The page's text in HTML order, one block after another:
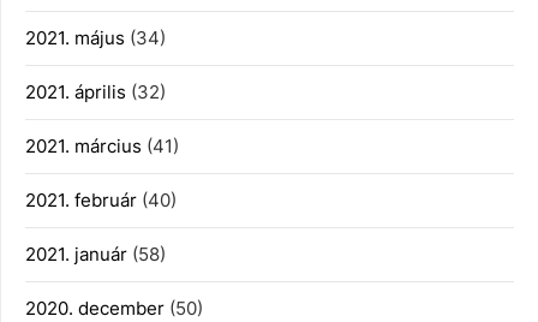
2021. május (34)
2021. április (32)
2021. március (41)
2021. február (40)
2021. január (58)
2020. december (50)